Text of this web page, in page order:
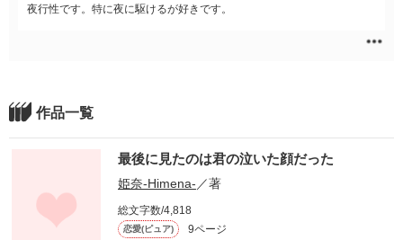
夜行性です。特に夜に駆けるが好きです。
作品一覧
最後に見たのは君の泣いた顔だった
姫奈-Himena- ／著
総文字数/4,818
恋愛(ピュア) 9ページ